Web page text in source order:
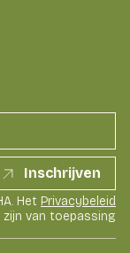
Inschrijven
Het Privacybeleid
zijn van toepassing